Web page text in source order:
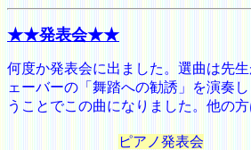
★★発表会★★
何度か発表会に出ました。選曲は先
ェーバーの「舞踏への勧誘」を演奏
うことでこの曲になりました。他の
ピアノ発表会